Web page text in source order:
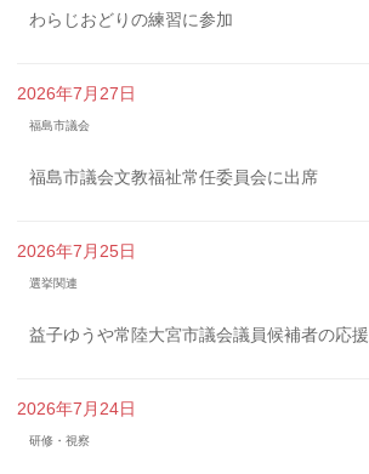
わらじおどりの練習に参加
2026年7月27日
福島市議会
福島市議会文教福祉常任委員会に出席
2026年7月25日
選挙関連
益子ゆうや常陸大宮市議会議員候補者の応援
2026年7月24日
研修・視察